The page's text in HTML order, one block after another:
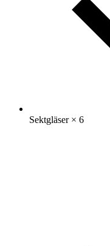
Sektgläser × 6